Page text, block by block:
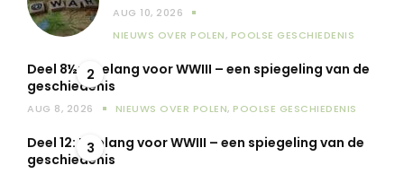
AUG 10, 2026
NIEUWS OVER POLEN, POOLSE GESCHIEDENIS
2
Deel 8½: Hoelang voor WWIII – een spiegeling van de
geschiedenis
AUG 8, 2026 NIEUWS OVER POLEN, POOLSE GESCHIEDENIS
3
Deel 12: Hoelang voor WWIII – een spiegeling van de
geschiedenis